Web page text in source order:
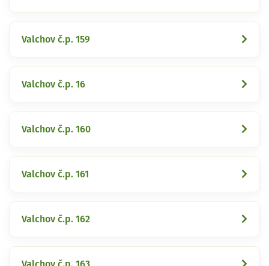
Valchov č.p. 159
Valchov č.p. 16
Valchov č.p. 160
Valchov č.p. 161
Valchov č.p. 162
Valchov č.p. 163